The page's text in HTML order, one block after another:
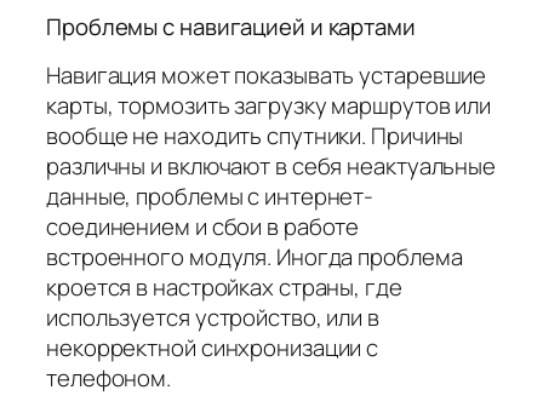
Проблемы с навигацией и картами
Навигация может показывать устаревшие
карты, тормозить загрузку маршрутов или
вообще не находить спутники. Причины
различны и включают в себя неактуальные
данные, проблемы с интернет-
соединением и сбои в работе
встроенного модуля. Иногда проблема
кроется в настройках страны, где
используется устройство, или в
некорректной синхронизации с
телефоном.